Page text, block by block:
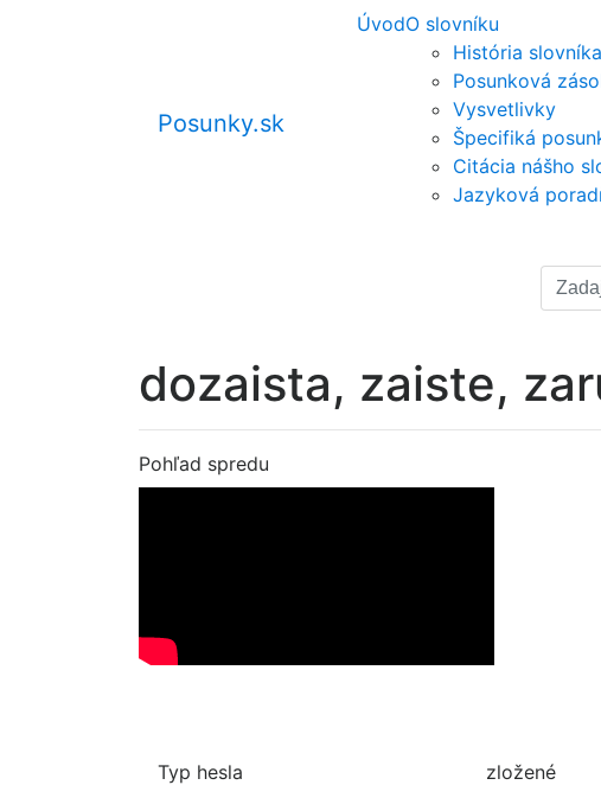
Posunky.sk
ÚvodO slovníku
História slovníka
Posunková
Vysvetlivky
Špecifiká
Citácia nášho
Jazyková
dozaista, zaiste,
Pohľad spredu
Typ hesla zložené